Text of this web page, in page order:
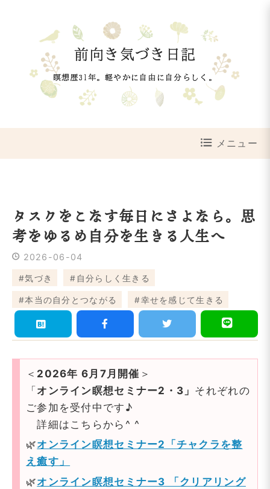
前向き気づき日記
瞑想歴31年。軽やかに自由に自分らしく。
メニュー
2026 -06 -04
タスクをこなす毎日にさよなら。思
考をゆるめ自分を生きる人生へ
気づき 自分らしく生きる
本当の自分とつながる 幸せを感じて生きる
＜ 2026年 6月7月開催 ＞
「 オンライン瞑想セミナー2・3」 それぞれの
ご参加を受付中です♪
詳細はこちらから^ ^
🌿オンライン瞑想セミナー2「チャクラを整
え癒す」
🌿オンライン瞑想セミナー3 「クリアリング